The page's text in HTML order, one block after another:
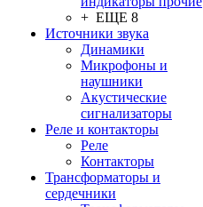
+ ЕЩЕ 8
Источники звука
Динамики
Микрофоны и
наушники
Акустические
сигнализаторы
Реле и контакторы
Реле
Контакторы
Трансформаторы и
сердечники